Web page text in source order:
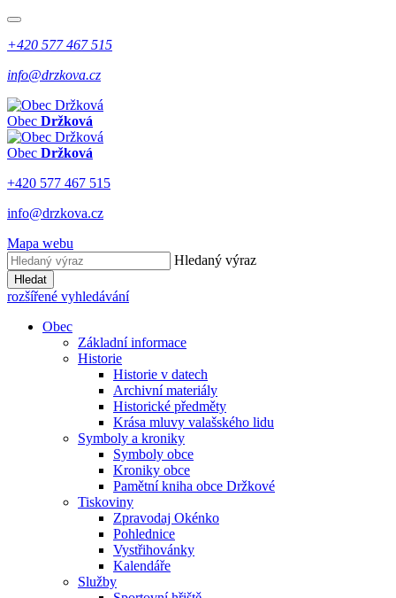
+420 577 467 515
info@drzkova.cz
Obec Držková
Obec Držková
+420 577 467 515
info@drzkova.cz
Mapa webu
Hledaný výraz
Hledat
rozšířené vyhledávání
Obec
Základní informace
Historie
Historie v datech
Archivní materiály
Historické předměty
Krása mluvy valašského lidu
Symboly a kroniky
Symboly obce
Kroniky obce
Pamětní kniha obce Držkové
Tiskoviny
Zpravodaj Okénko
Pohlednice
Vystřihovánky
Kalendáře
Služby